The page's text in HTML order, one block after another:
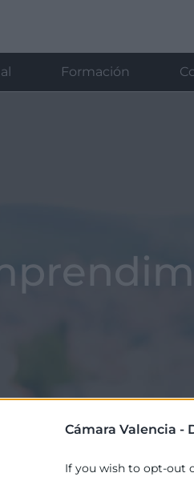
Cámara Valencia -
If you wish to opt-out
Formación